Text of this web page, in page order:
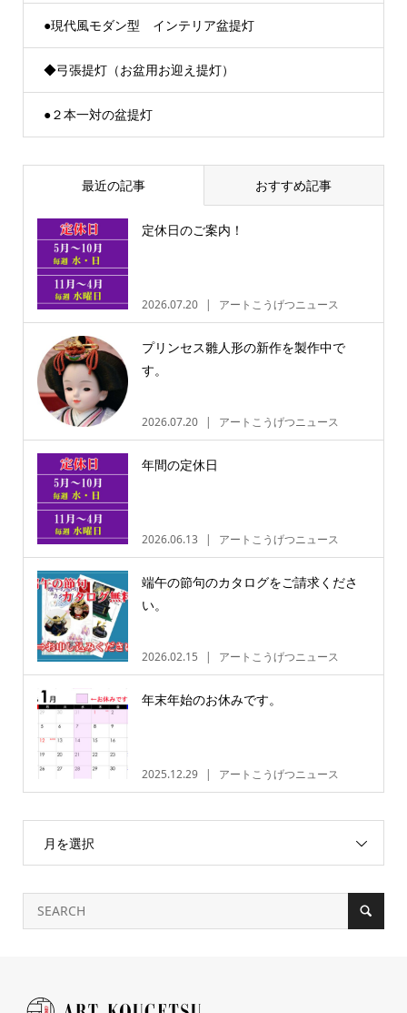
●現代風モダン型 インテリア盆提灯
◆弓張提灯（お盆用お迎え提灯）
●２本一対の盆提灯
最近の記事 おすすめ記事
定休日のご案内！
2026.07.20 アートこうげつニュース
プリンセス雛人形の新作を製作中で
す。
2026.07.20 アートこうげつニュース
年間の定休日
2026.06.13 アートこうげつニュース
端午の節句のカタログをご請求くださ
い。
2026.02.15 アートこうげつニュース
年末年始のお休みです。
2025.12.29 アートこうげつニュース
月を選択